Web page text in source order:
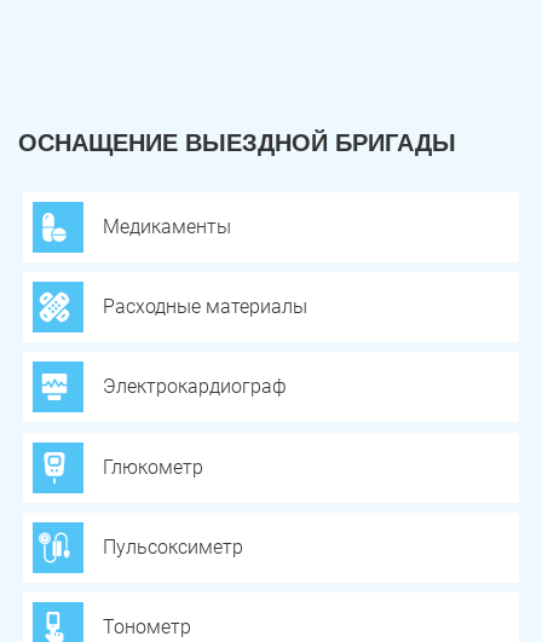
ОСНАЩЕНИЕ ВЫЕЗДНОЙ БРИГАДЫ
Медикаменты
Расходные материалы
Электрокардиограф
Глюкометр
Пульсоксиметр
Тонометр